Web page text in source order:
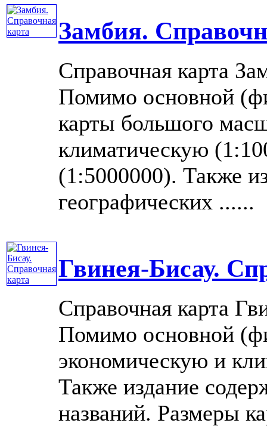
Замбия.
Справочная карта
Помимо основной
карты большого
климатическую
(1:5000000). Также
географических ......
Гвинея-Бисау.
Справочная карта
Помимо основной
экономическую и
Также издание
названий. Размеры